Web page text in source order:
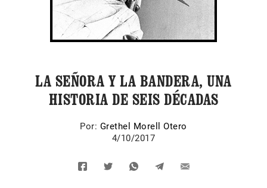
LA SEÑORA Y LA BANDERA, UNA
HISTORIA DE SEIS DÉCADAS
Por: Grethel Morell Otero
4/10/2017